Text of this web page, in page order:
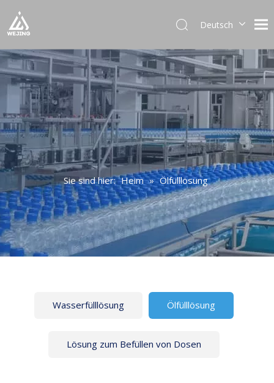
Deutsch
العربية
Français
Pусский
Español
Português
Italiano
日本語
한국어
Українська
Sie sind hier: Heim » Ölfülllösung
Wasserfülllösung Ölfülllösung
Lösung zum Befüllen von Dosen